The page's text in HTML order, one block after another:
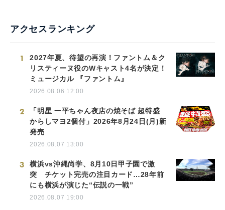
アクセスランキング
1
2027年夏、待望の再演！ファントム＆ク
リスティーヌ役のWキャスト4名が決定！
ミュージカル 『ファントム』
2026.08.06 12:00
2
「明星 一平ちゃん夜店の焼そば 超特盛
からしマヨ2個付」2026年8月24日(月)新
発売
2026.08.07 13:00
3
横浜vs沖縄尚学、8月10日甲子園で激
突 チケット完売の注目カード…28年前
にも横浜が演じた“伝説の一戦”
2026.08.07 19:00